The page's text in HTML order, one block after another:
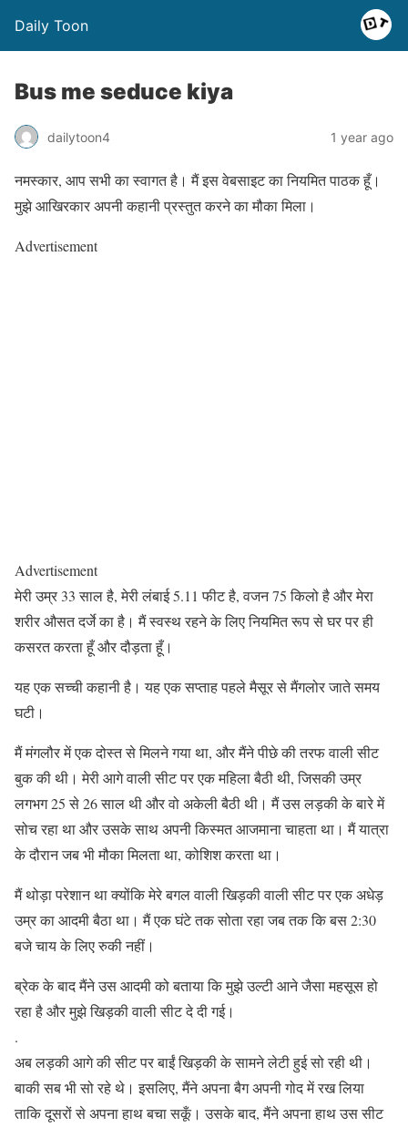
Daily Toon
Bus me seduce kiya
dailytoon4 1 year ago
नमस्कार, आप सभी का स्वागत है। मैं इस वेबसाइट का नियमित पाठक हूँ।
मुझे आखिरकार अपनी कहानी प्रस्तुत करने का मौका मिला।
Advertisement
Advertisement
मेरी उम्र 33 साल है, मेरी लंबाई 5.11 फीट है, वजन 75 किलो है और मेरा
शरीर औसत दर्जे का है। मैं स्वस्थ रहने के लिए नियमित रूप से घर पर ही
कसरत करता हूँ और दौड़ता हूँ।
यह एक सच्ची कहानी है। यह एक सप्ताह पहले मैसूर से मैंगलोर जाते समय
घटी।
मैं मंगलौर में एक दोस्त से मिलने गया था, और मैंने पीछे की तरफ वाली सीट
बुक की थी। मेरी आगे वाली सीट पर एक महिला बैठी थी, जिसकी उम्र
लगभग 25 से 26 साल थी और वो अकेली बैठी थी। मैं उस लड़की के बारे में
सोच रहा था और उसके साथ अपनी किस्मत आजमाना चाहता था। मैं यात्रा
के दौरान जब भी मौका मिलता था, कोशिश करता था।
मैं थोड़ा परेशान था क्योंकि मेरे बगल वाली खिड़की वाली सीट पर एक अधेड़
उम्र का आदमी बैठा था। मैं एक घंटे तक सोता रहा जब तक कि बस 2:30
बजे चाय के लिए रुकी नहीं।
ब्रेक के बाद मैंने उस आदमी को बताया कि मुझे उल्टी आने जैसा महसूस हो
रहा है और मुझे खिड़की वाली सीट दे दी गई।
.
अब लड़की आगे की सीट पर बाईं खिड़की के सामने लेटी हुई सो रही थी।
बाकी सब भी सो रहे थे। इसलिए, मैंने अपना बैग अपनी गोद में रख लिया
ताकि दूसरों से अपना हाथ बचा सकूँ। उसके बाद, मैंने अपना हाथ उस सीट